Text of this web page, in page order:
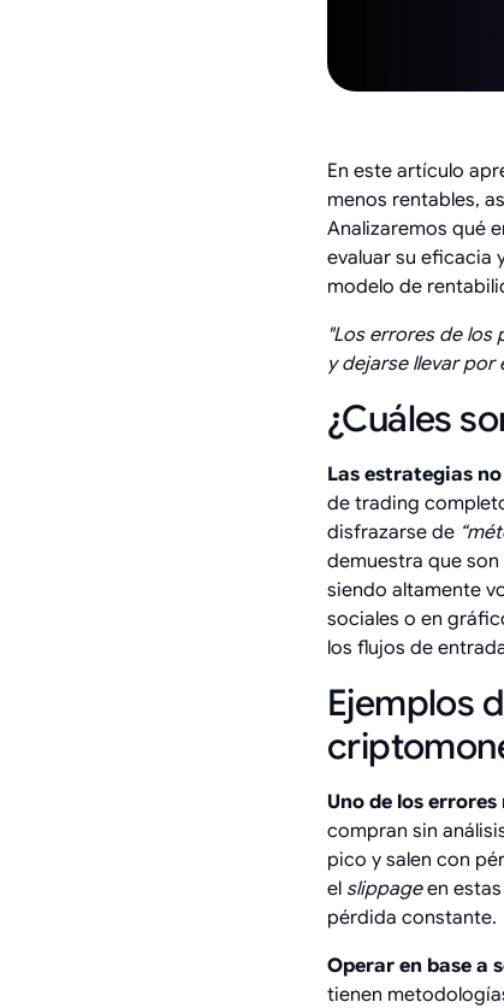
En este artículo
menos rentables,
Analizaremos qué
evaluar su eficacia
modelo de
"Los errores de los
y dejarse llevar
¿Cuáles
Las estrategias
de trading
disfrazarse de
demuestra que
siendo altamente
sociales o en
los flujos de
Ejemplos
Uno de los
compran sin
pico y salen con
el slippageen
pérdida constante.
Operar en base a
tienen